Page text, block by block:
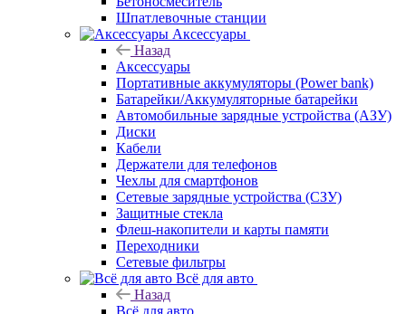
Шпатлевочные станции
Аксессуары
Назад
Аксессуары
Портативные аккумуляторы (Power bank)
Батарейки/Аккумуляторные батарейки
Автомобильные зарядные устройства (АЗУ)
Диски
Кабели
Держатели для телефонов
Чехлы для смартфонов
Сетевые зарядные устройства (СЗУ)
Защитные стекла
Флеш-накопители и карты памяти
Переходники
Сетевые фильтры
Всё для авто
Назад
Всё для авто